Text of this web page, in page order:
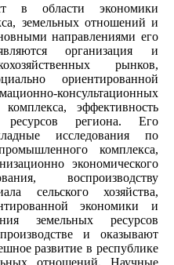
в области экономики
земельных отношений и
направлениями его
организация и
рынков,
ориентированной
консультационных
эффективность
ресурсов региона. Его
исследования по
комплекса,
экономического
воспроизводству
сельского хозяйства,
экономики и
земельных ресурсов
и оказывают
развитие в республике
отношений. Научные